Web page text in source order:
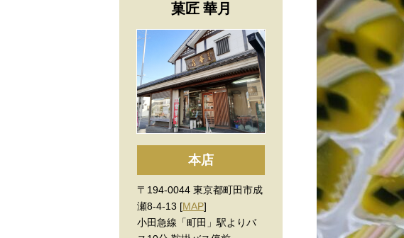
菓匠 華月
本店
〒194-0044 東京都町田市成
瀬8-4-13 [MAP]
小田急線「町田」駅よりバ